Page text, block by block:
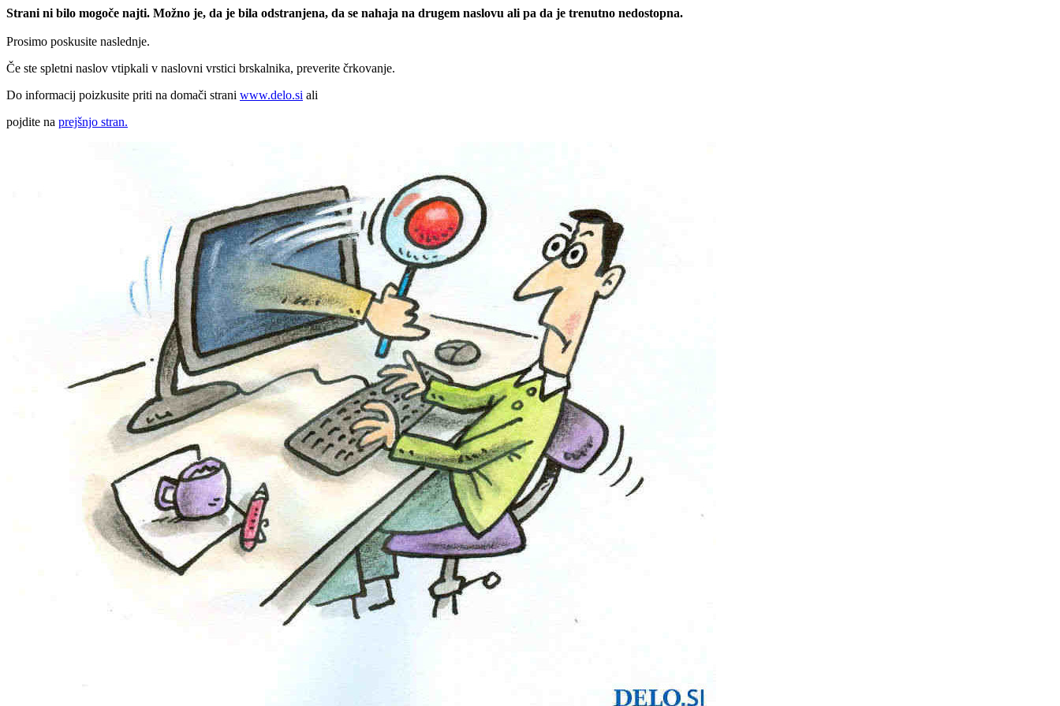
Strani ni bilo mogoče najti. Možno je, da je bila odstranjena, da se nahaja na drugem naslovu ali pa da je trenutno nedostopna.
Prosimo poskusite naslednje.
Če ste spletni naslov vtipkali v naslovni vrstici brskalnika, preverite črkovanje.
Do informacij poizkusite priti na domači strani www.delo.si ali
pojdite na prejšnjo stran.